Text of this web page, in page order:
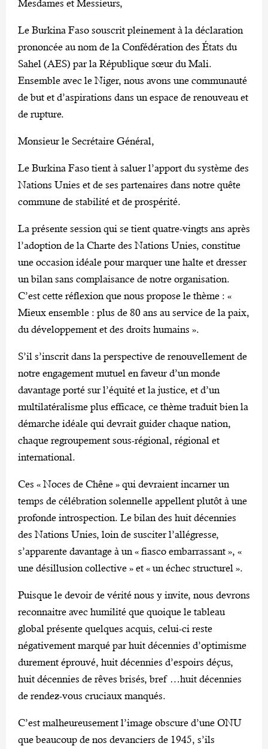
Mesdames et Messieurs,
Le Burkina Faso souscrit pleinement à la déclaration
prononcée au nom de la Confédération des États du
Sahel (AES) par la République sœur du Mali.
Ensemble avec le Niger, nous avons une communauté
de but et d’aspirations dans un espace de renouveau et
de rupture.
Monsieur le Secrétaire Général,
Le Burkina Faso tient à saluer l’apport du système des
Nations Unies et de ses partenaires dans notre quête
commune de stabilité et de prospérité.
La présente session qui se tient quatre-vingts ans après
l’adoption de la Charte des Nations Unies, constitue
une occasion idéale pour marquer une halte et dresser
un bilan sans complaisance de notre organisation.
C’est cette réflexion que nous propose le thème : «
Mieux ensemble : plus de 80 ans au service de la paix,
du développement et des droits humains ».
S’il s’inscrit dans la perspective de renouvellement de
notre engagement mutuel en faveur d’un monde
davantage porté sur l’équité et la justice, et d’un
multilatéralisme plus efficace, ce thème traduit bien la
démarche idéale qui devrait guider chaque nation,
chaque regroupement sous-régional, régional et
international.
Ces « Noces de Chêne » qui devraient incarner un
temps de célébration solennelle appellent plutôt à une
profonde introspection. Le bilan des huit décennies
des Nations Unies, loin de susciter l’allégresse,
s’apparente davantage à un « fiasco embarrassant », «
une désillusion collective » et « un échec structurel ».
Puisque le devoir de vérité nous y invite, nous devrons
reconnaitre avec humilité que quoique le tableau
global présente quelques acquis, celui-ci reste
négativement marqué par huit décennies d’optimisme
durement éprouvé, huit décennies d’espoirs déçus,
huit décennies de rêves brisés, bref …huit décennies
de rendez-vous cruciaux manqués.
C’est malheureusement l’image obscure d’une ONU
que beaucoup de nos devanciers de 1945, s’ils